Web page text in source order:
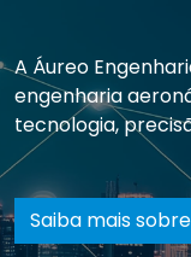
A Áureo
engenharia
tecnologia,
Saiba mais